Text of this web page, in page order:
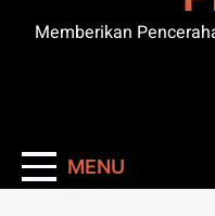
Memberikan
MENU